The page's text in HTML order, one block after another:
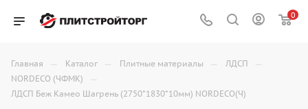
0
Главная — Каталог — Плитные материалы — ЛДСП —
NORDECO (ЧФМК) —
ЛДСП Беж Камео Шагрень (2750*1830*10мм) NORDECO(Ч)